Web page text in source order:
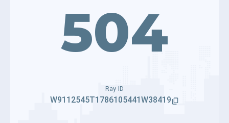
504
Ray ID
W9112545T1786105441W38419